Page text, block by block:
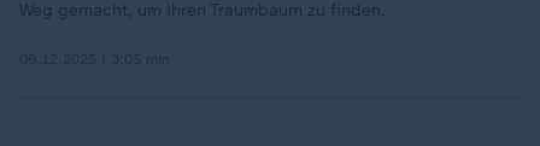
Weg gemacht, um ihren Traumbaum zu finden.